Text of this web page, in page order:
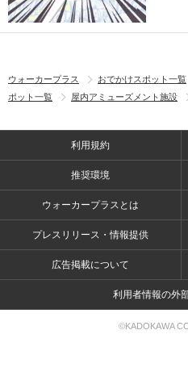
ウォーカープラス おでかけスポット一覧
ポット一覧
屋内アミューズメント施設
利用規約
推奨環境
ウォーカープラスとは
プレスリリース・情報提供
広告掲載について
利用者情報の外
©KADOKAWA